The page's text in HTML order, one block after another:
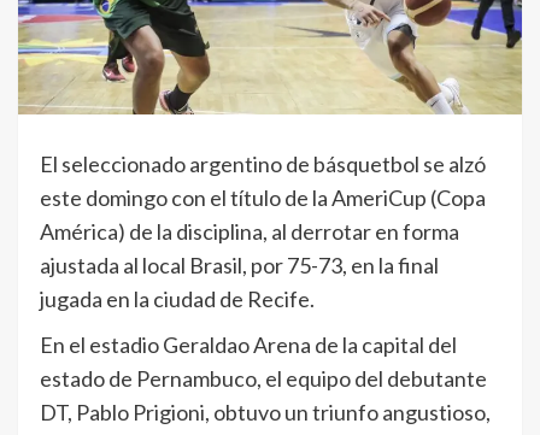
El seleccionado argentino de básquetbol se alzó
este domingo con el título de la AmeriCup (Copa
América) de la disciplina, al derrotar en forma
ajustada al local Brasil, por 75-73, en la final
jugada en la ciudad de Recife.
En el estadio Geraldao Arena de la capital del
estado de Pernambuco, el equipo del debutante
DT, Pablo Prigioni, obtuvo un triunfo angustioso,